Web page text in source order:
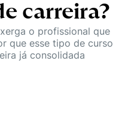
carreira?
o profissional que
que esse tipo de curso
já consolidada